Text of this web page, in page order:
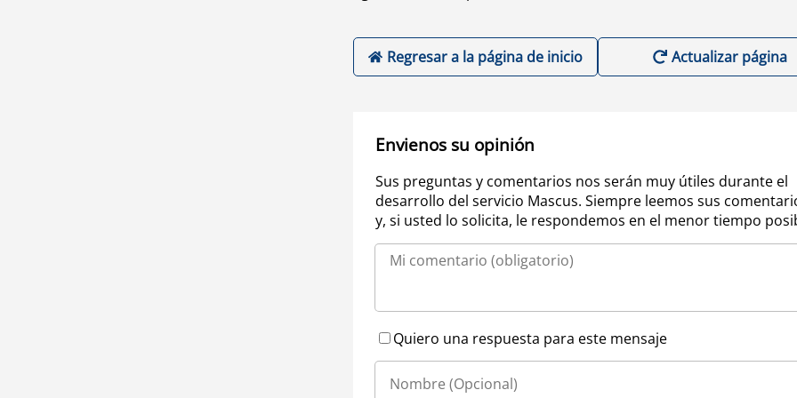
Regresar a la página de inicio Actualizar página
Envienos su opinión
Sus preguntas y comentarios nos serán muy útiles durante el
desarrollo del servicio Mascus. Siempre leemos sus
y, si usted lo solicita, le respondemos en el menor tiempo
Quiero una respuesta para este mensaje